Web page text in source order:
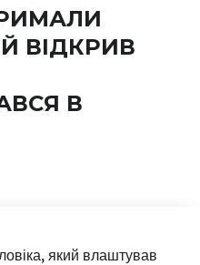
ВІДКРИВ
В
який влаштував